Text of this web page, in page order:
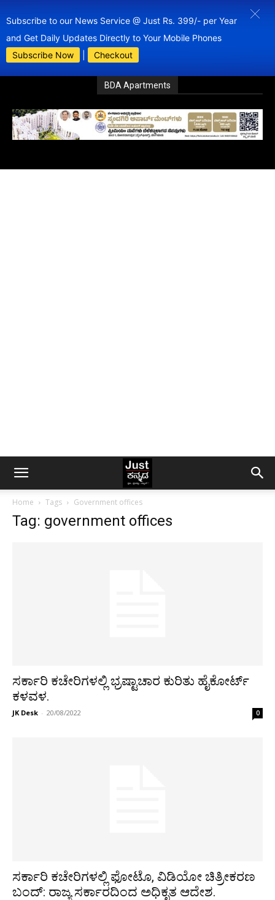
Subscribe to our News Service @ Just Rs. 399/- per Year
and Get Daily Updates Directly to Your Mobile Phones
Subscribe Now
Checkout
BDA Apartments
Home Tags Government offices
Tag: government offices
ಸರ್ಕಾರಿ ಕಚೇರಿಗಳಲ್ಲಿ ಭ‍್ರಷ್ಟಾಚಾರ ಕುರಿತು ಹೈಕೋರ್ಟ್
ಕಳವಳ.
JK Desk - 20/08/2022 0
ಸರ್ಕಾರಿ ಕಚೇರಿಗಳಲ್ಲಿ ಫೋಟೊ, ವಿಡಿಯೋ ಚಿತ್ರೀಕರಣ
ಬಂದ್: ರಾಜ್ಯ ಸರ್ಕಾರದಿಂದ ಅಧಿಕೃತ ಆದೇಶ.